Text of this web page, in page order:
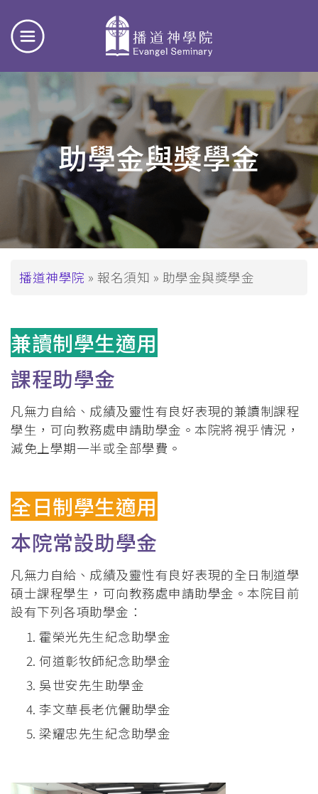
助學金與獎學金
導
連
結
播道神學院 報名須知 助學金與獎學金
兼讀制學生適用
課程助學金
凡無力自給、成績及靈性有良好表現的兼讀制課程
學生，可向教務處申請助學金。本院將視乎情況，
減免上學期一半或全部學費。
全日制學生適用
本院常設助學金
凡無力自給、成績及靈性有良好表現的全日制道學
碩士課程學生，可向教務處申請助學金。本院目前
設有下列各項助學金：
霍榮光先生紀念助學金
何道彰牧師紀念助學金
吳世安先生助學金
李文華長老伉儷助學金
梁耀忠先生紀念助學金